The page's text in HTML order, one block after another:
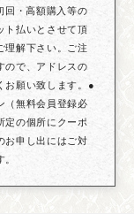
回・高額購入等の
ト払いとさせて頂
理解下さい。ご注
ので、アドレスの
お願い致します。●
（無料会員登録必
定の個所にクーポ
お申し出にはご対